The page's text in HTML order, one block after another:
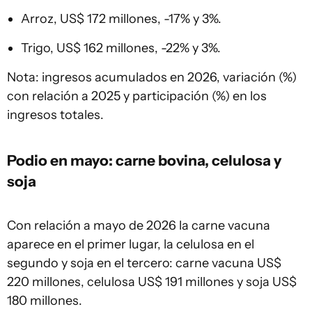
Arroz, US$ 172 millones, -17% y 3%.
Trigo, US$ 162 millones, -22% y 3%.
Nota: ingresos acumulados en 2026, variación (%)
con relación a 2025 y participación (%) en los
ingresos totales.
Podio en mayo: carne bovina, celulosa y
soja
Con relación a mayo de 2026 la carne vacuna
aparece en el primer lugar, la celulosa en el
segundo y soja en el tercero: carne vacuna US$
220 millones, celulosa US$ 191 millones y soja US$
180 millones.